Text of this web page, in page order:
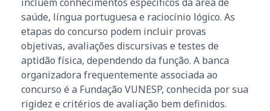
saúde, língua portuguesa e raciocínio lógico. As
etapas do concurso podem incluir provas
objetivas, avaliações discursivas e testes de
aptidão física, dependendo da função. A banca
organizadora frequentemente associada ao
concurso é a Fundação VUNESP, conhecida por sua
rigidez e critérios de avaliação bem definidos.